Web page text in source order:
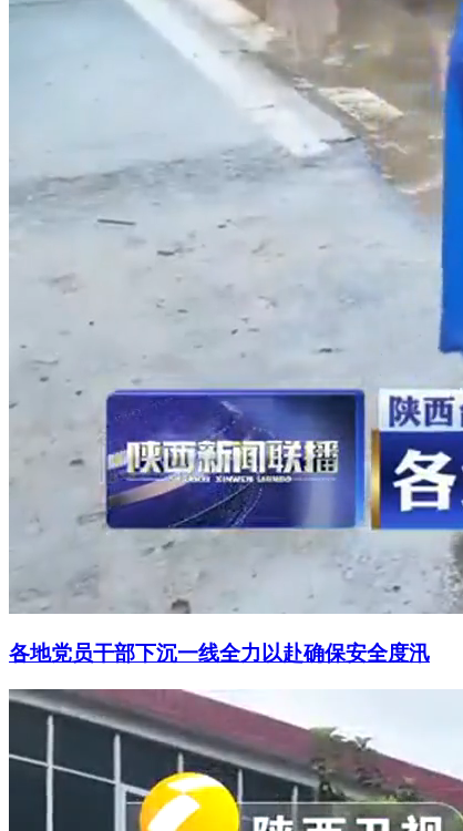
各地党员干部下沉一线全力以赴确保安全度汛